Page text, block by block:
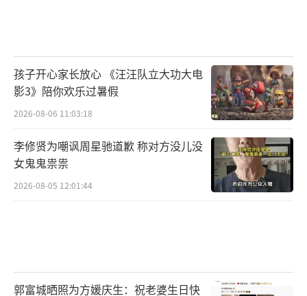
孩子开心家长放心 《汪汪队立大功大电
影3》陪你欢乐过暑假
2026-08-06 11:03:18
李修贤为嘲讽周星驰道歉 称对方没儿没
女鬼鬼祟祟
2026-08-05 12:01:44
郭富城晒照为方媛庆生：祝老婆生日快